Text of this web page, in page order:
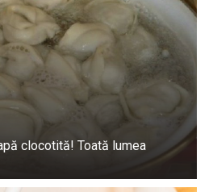
clocotită! Toată lumea